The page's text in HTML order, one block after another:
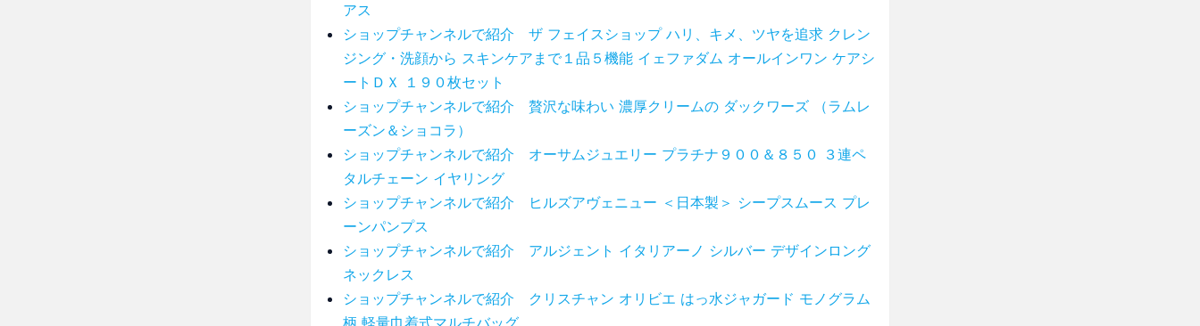
アス
ショップチャンネルで紹介 ザ フェイスショップ ハリ、キメ、ツヤを追求 クレン
ジング・洗顔から スキンケアまで１品５機能 イェファダム オールインワン ケアシ
ートＤＸ １９０枚セット
ショップチャンネルで紹介 贅沢な味わい 濃厚クリームの ダックワーズ （ラムレ
ーズン＆ショコラ）
ショップチャンネルで紹介 オーサムジュエリー プラチナ９００＆８５０ ３連ペ
タルチェーン イヤリング
ショップチャンネルで紹介 ヒルズアヴェニュー ＜日本製＞ シープスムース プレ
ーンパンプス
ショップチャンネルで紹介 アルジェント イタリアーノ シルバー デザインロング
ネックレス
ショップチャンネルで紹介 クリスチャン オリビエ はっ水ジャガード モノグラム